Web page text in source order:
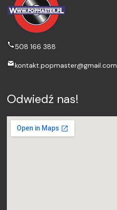
508 166 388
kontakt.popmaster@gmail.com
Odwiedź nas!